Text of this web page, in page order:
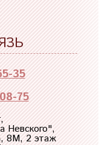
35
75
Невского",
8М, 2 этаж